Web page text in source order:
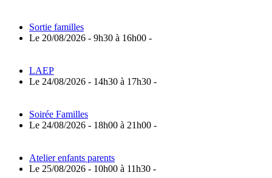
Sortie familles
Le 20/08/2026 - 9h30 à 16h00 -
LAEP
Le 24/08/2026 - 14h30 à 17h30 -
Soirée Familles
Le 24/08/2026 - 18h00 à 21h00 -
Atelier enfants parents
Le 25/08/2026 - 10h00 à 11h30 -